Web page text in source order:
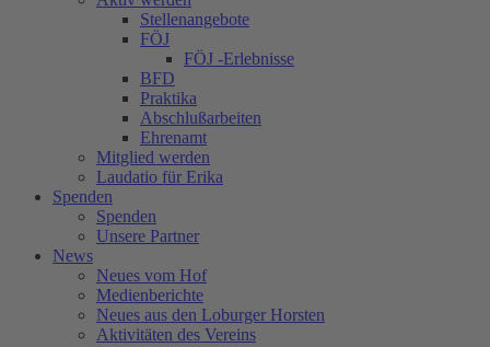
Stellenangebote
FÖJ
FÖJ -Erlebnisse
BFD
Praktika
Abschlußarbeiten
Ehrenamt
Mitglied werden
Laudatio für Erika
Spenden
Spenden
Unsere Partner
News
Neues vom Hof
Medienberichte
Neues aus den Loburger Horsten
Aktivitäten des Vereins